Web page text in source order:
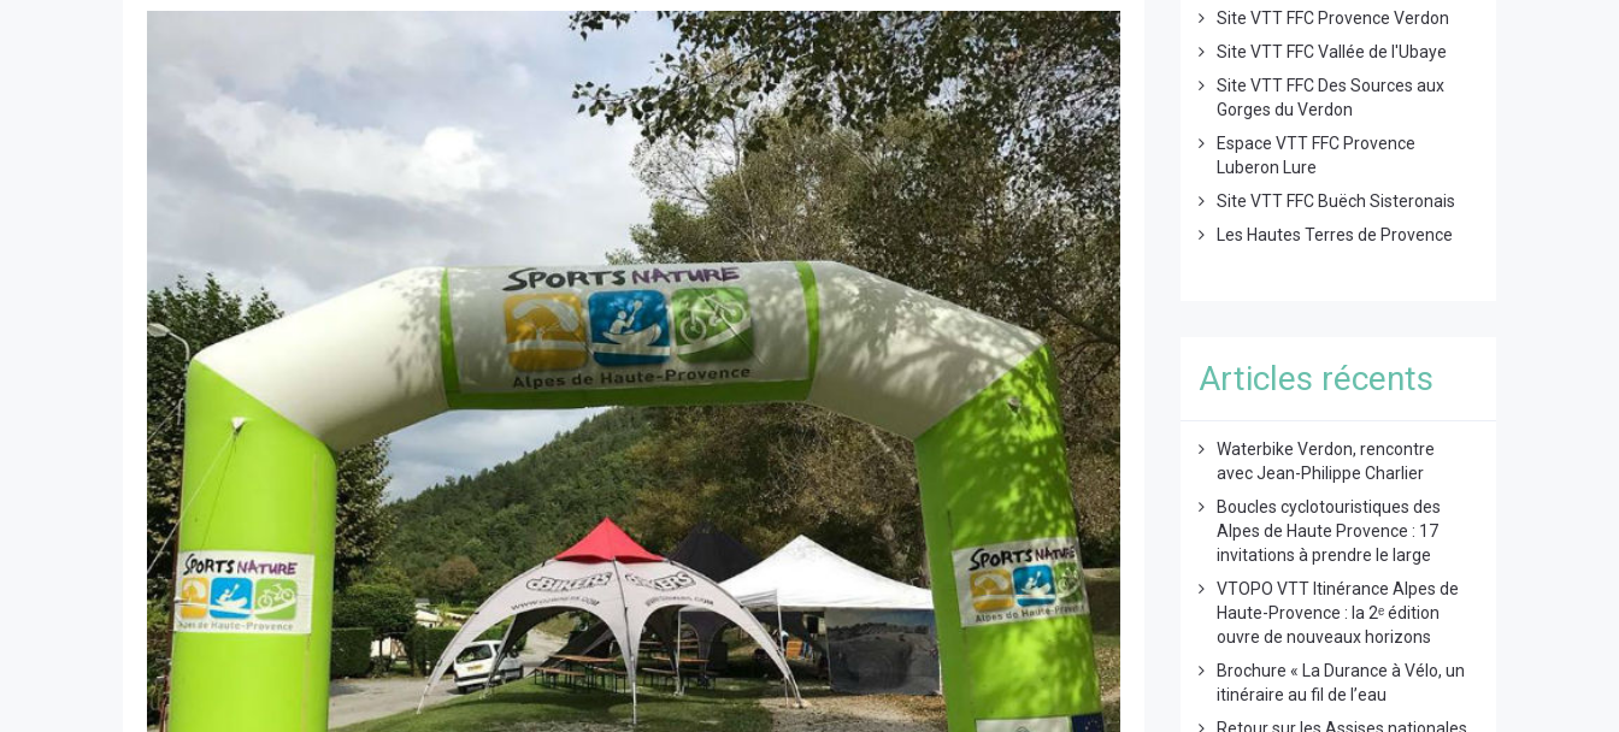
Site VTT FFC Provence Verdon
Site VTT FFC Vallée de l'Ubaye
Site VTT FFC Des Sources aux
Gorges du Verdon
Espace VTT FFC Provence
Luberon Lure
Site VTT FFC Buëch Sisteronais
Les Hautes Terres de Provence
Articles récents
Waterbike Verdon, rencontre
avec Jean-Philippe Charlier
Boucles cyclotouristiques des
Alpes de Haute Provence : 17
invitations à prendre le large
VTOPO VTT Itinérance Alpes de
Haute-Provence : la 2ᵉ édition
ouvre de nouveaux horizons
Brochure « La Durance à Vélo, un
itinéraire au fil de l’eau